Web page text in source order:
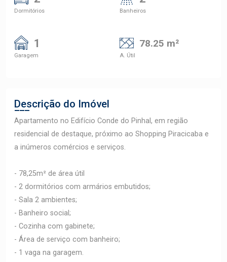
Dormitórios Banheiros
1
Garagem
78.25 m²
A. Útil
Descrição do Imóvel
Apartamento no Edifício Conde do Pinhal, em região
residencial de destaque, próximo ao Shopping Piracicaba e
a inúmeros comércios e serviços.
- 78,25m² de área útil
- 2 dormitórios com armários embutidos;
- Sala 2 ambientes;
- Banheiro social;
- Cozinha com gabinete;
- Área de serviço com banheiro;
- 1 vaga na garagem.